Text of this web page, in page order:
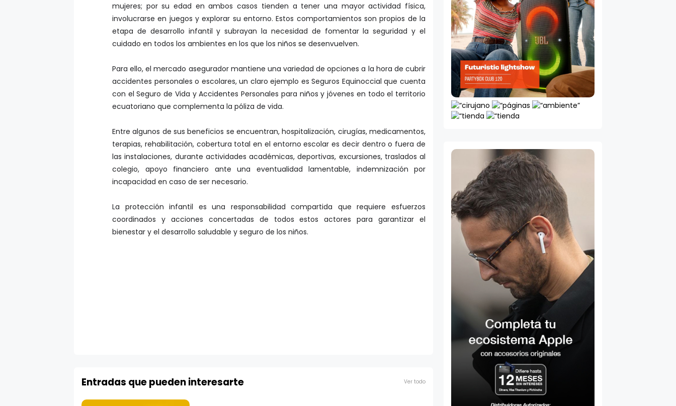
mujeres; por su edad en ambos casos tienden a tener una mayor actividad física,
involucrarse en juegos y explorar su entorno. Estos comportamientos son propios de la
etapa de desarrollo infantil y subrayan la necesidad de fomentar la seguridad y el
cuidado en todos los ambientes en los que los niños se desenvuelven.
Para ello, el mercado asegurador mantiene una variedad de opciones a la hora de cubrir
accidentes personales o escolares, un claro ejemplo es Seguros Equinoccial que cuenta
con el Seguro de Vida y Accidentes Personales para niños y jóvenes en todo el territorio
ecuatoriano que complementa la póliza de vida.
Entre algunos de sus beneficios se encuentran, hospitalización, cirugías, medicamentos,
terapias, rehabilitación, cobertura total en el entorno escolar es decir dentro o fuera de
las instalaciones, durante actividades académicas, deportivas, excursiones, traslados al
colegio, apoyo financiero ante una eventualidad lamentable, indemnización por
incapacidad en caso de ser necesario.
La protección infantil es una responsabilidad compartida que requiere esfuerzos
coordinados y acciones concertadas de todos estos actores para garantizar el
bienestar y el desarrollo saludable y seguro de los niños.
Entradas que pueden interesarte Ver todo